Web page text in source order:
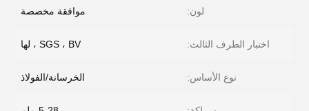
لون: موافقة مخصصة
اختبار الطرف الثالث: SGS ، BV ، لها
نوع الأساس: الخرسانة/الفولاذ